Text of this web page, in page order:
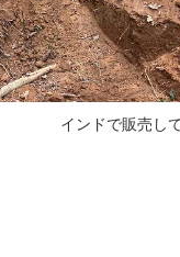
インドで販売し